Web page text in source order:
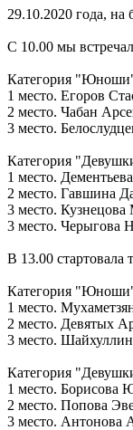
29.10.2020 года,
С 10.00 мы
Категория
1 место. Егоров
2 место. Чабан
3 место.
Категория
1 место.
2 место. Гавшина
3 место. Кузнецова
3 место. Черыгова
В 13.00 стартовала
Категория
1 место.
2 место. Девятых
3 место.
Категория
1 место. Борисова
2 место. Попова
3 место. Антонова